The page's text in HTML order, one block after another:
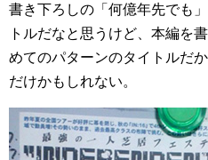
書き下ろしの「何億年先でも
トルだなと思うけど、本編を
めてのパターンのタイトルだ
だけかもしれない。